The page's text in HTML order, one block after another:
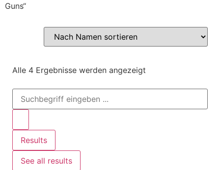
Guns“
Alle 4 Ergebnisse werden angezeigt
Results
See all results